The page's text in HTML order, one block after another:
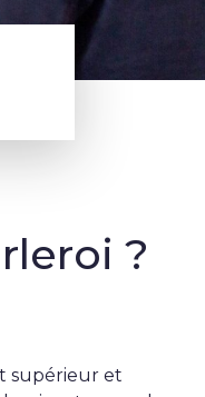
?
supérieur et